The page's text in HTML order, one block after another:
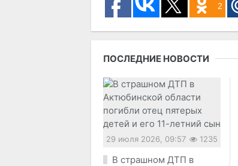
2
ПОСЛЕДНИЕ НОВОСТИ
29 июля 2026, 09:57 1235
В страшном ДТП в